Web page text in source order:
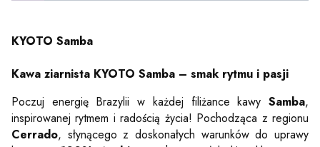
KYOTO Samba
Kawa ziarnista KYOTO Samba – smak rytmu i pasji
Poczuj energię Brazylii w każdej filiżance kawy Samba,
inspirowanej rytmem i radością życia! Pochodząca z regionu
Cerrado, słynącego z doskonałych warunków do uprawy